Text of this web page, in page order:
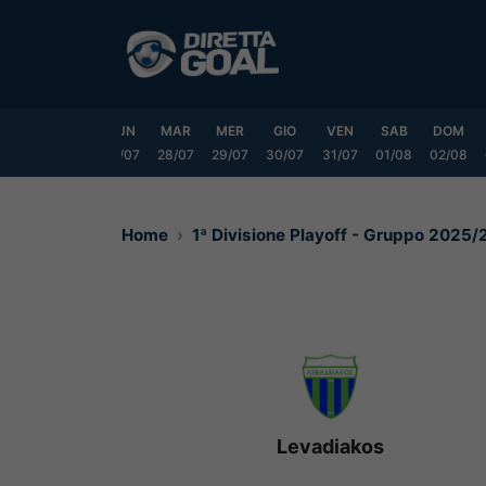
LUN
27/07
MAR
28/07
MER
29/07
GIO
30/07
VEN
31/07
SAB
01/08
DOM
02/08
Home 1ª Divisione Playoff - Gruppo 2025/
Levadiakos